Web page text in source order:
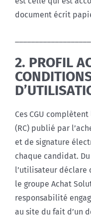
document écrit
2. PROFIL
Ces CGU
(RC) publié par
et de signature
chaque candidat.
l’utilisateur déclare
le groupe Achat
responsabilité
au site du fait d’un